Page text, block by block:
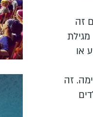
זה
מגילת
או
זה